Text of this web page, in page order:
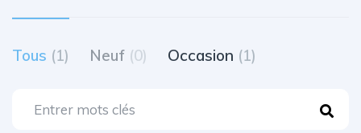
Tous (1) Neuf (0) Occasion (1)